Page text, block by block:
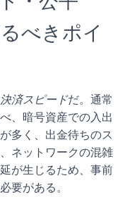
べきポイ
決済スピードだ。通常
、暗号資産での入出
多く、出金待ちのス
ネットワークの混雑
が生じるため、事前
要がある。